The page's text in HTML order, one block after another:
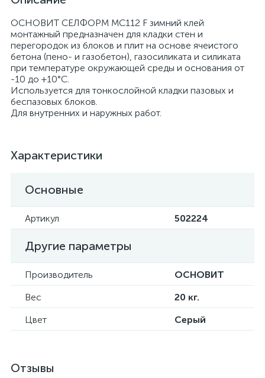
ОСНОВИТ СЕЛФОРМ MC112 F зимний клей
монтажный предназначен для кладки стен и
перегородок из блоков и плит на основе ячеистого
бетона (пено- и газобетон), газосиликата и силиката
при температуре окружающей среды и основания от
-10 до +10°С.
Используется для тонкослойной кладки пазовых и
беспазовых блоков.
Для внутренних и наружных работ.
Характеристики
Основные
Артикул 502224
Другие параметры
Производитель
ОСНОВИТ
Вес
20 кг.
Цвет
Серый
Отзывы